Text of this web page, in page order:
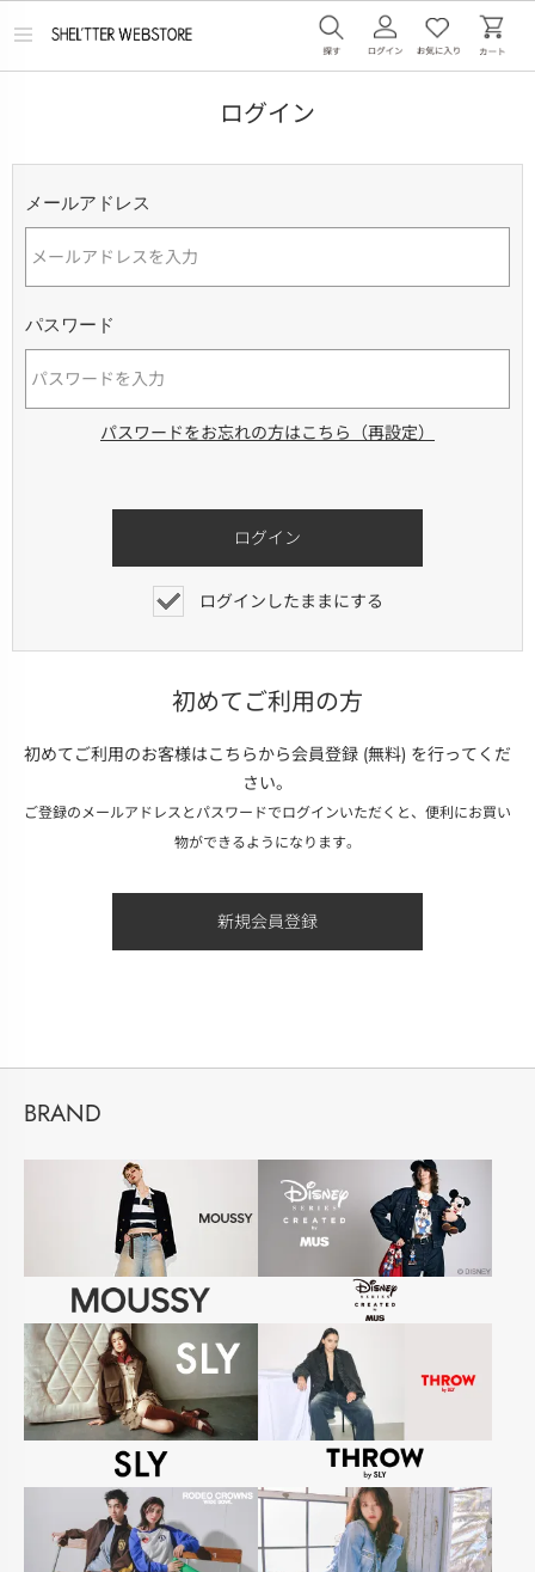
メ
ログイン
メールアドレス
パスワード
パスワードをお忘れの方はこちら（再設定）
ログインしたままにする
初めてご利用の方
初めてご利用のお客様はこちらから会員登録 (無料) を行ってくだ
さい。
ご登録のメールアドレスとパスワードでログインいただくと、便利にお買い
物ができるようになります。
BRAND